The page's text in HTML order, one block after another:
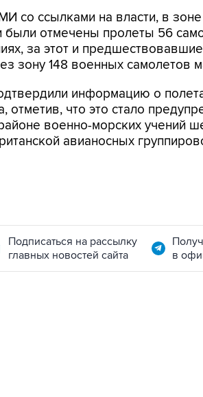
со ссылками на власти, в
были отмечены пролеты 56
за этот и
зону 148 военных самолетов
информацию о
отметив, что это стало
военно-морских учений
авианосных
Подписаться на рассылку
главных новостей сайта
в